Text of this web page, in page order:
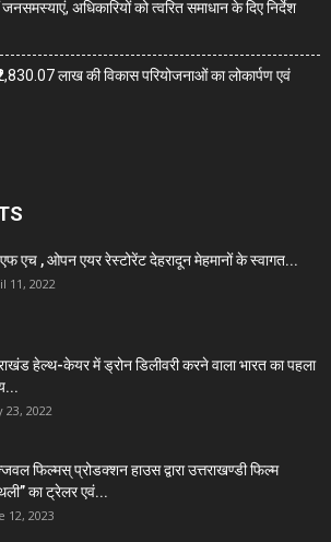
अधिकारियों को त्वरित समाधान के दिए निर्देश
लाख की विकास परियोजनाओं का लोकार्पण एवं
एच , ओपन एयर रेस्टोरेंट देहरादून मेहमानों के स्वागत...
11, 2022
हेल्थ-केयर में ड्रोन डिलीवरी करने वाला भारत का पहला
23, 2022
फिल्मस् प्रोडक्शन हाउस द्वारा उत्तराखण्डी फिल्म
का ट्रेलर एवं...
12, 2023